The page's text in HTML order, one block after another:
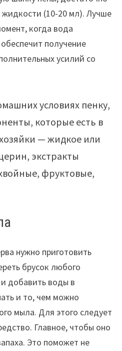
(10-20 мл). Лучше
когда вода
получение
усилий со
условиях пенку,
которые есть в
— жидкое или
экстракты
фруктовые,
нужно приготовить
брусок любого
добавить воды в
и то, чем можно
мыла. Для этого следует
Главное, чтобы оно
Это поможет не